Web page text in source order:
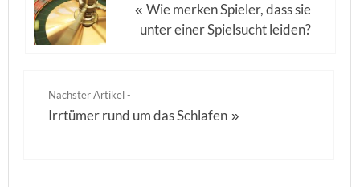
«Wie merken Spieler, dass sie
unter einer Spielsucht leiden?
Nächster Artikel -
Irrtümer rund um das Schlafen »